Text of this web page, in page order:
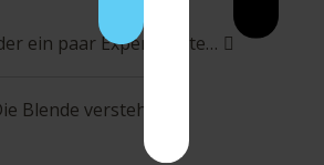
ein paar Experimente…
Blende verstehen